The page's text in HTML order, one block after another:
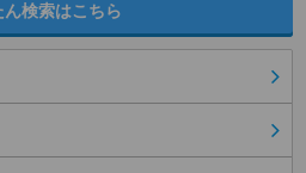
ん検索はこちら